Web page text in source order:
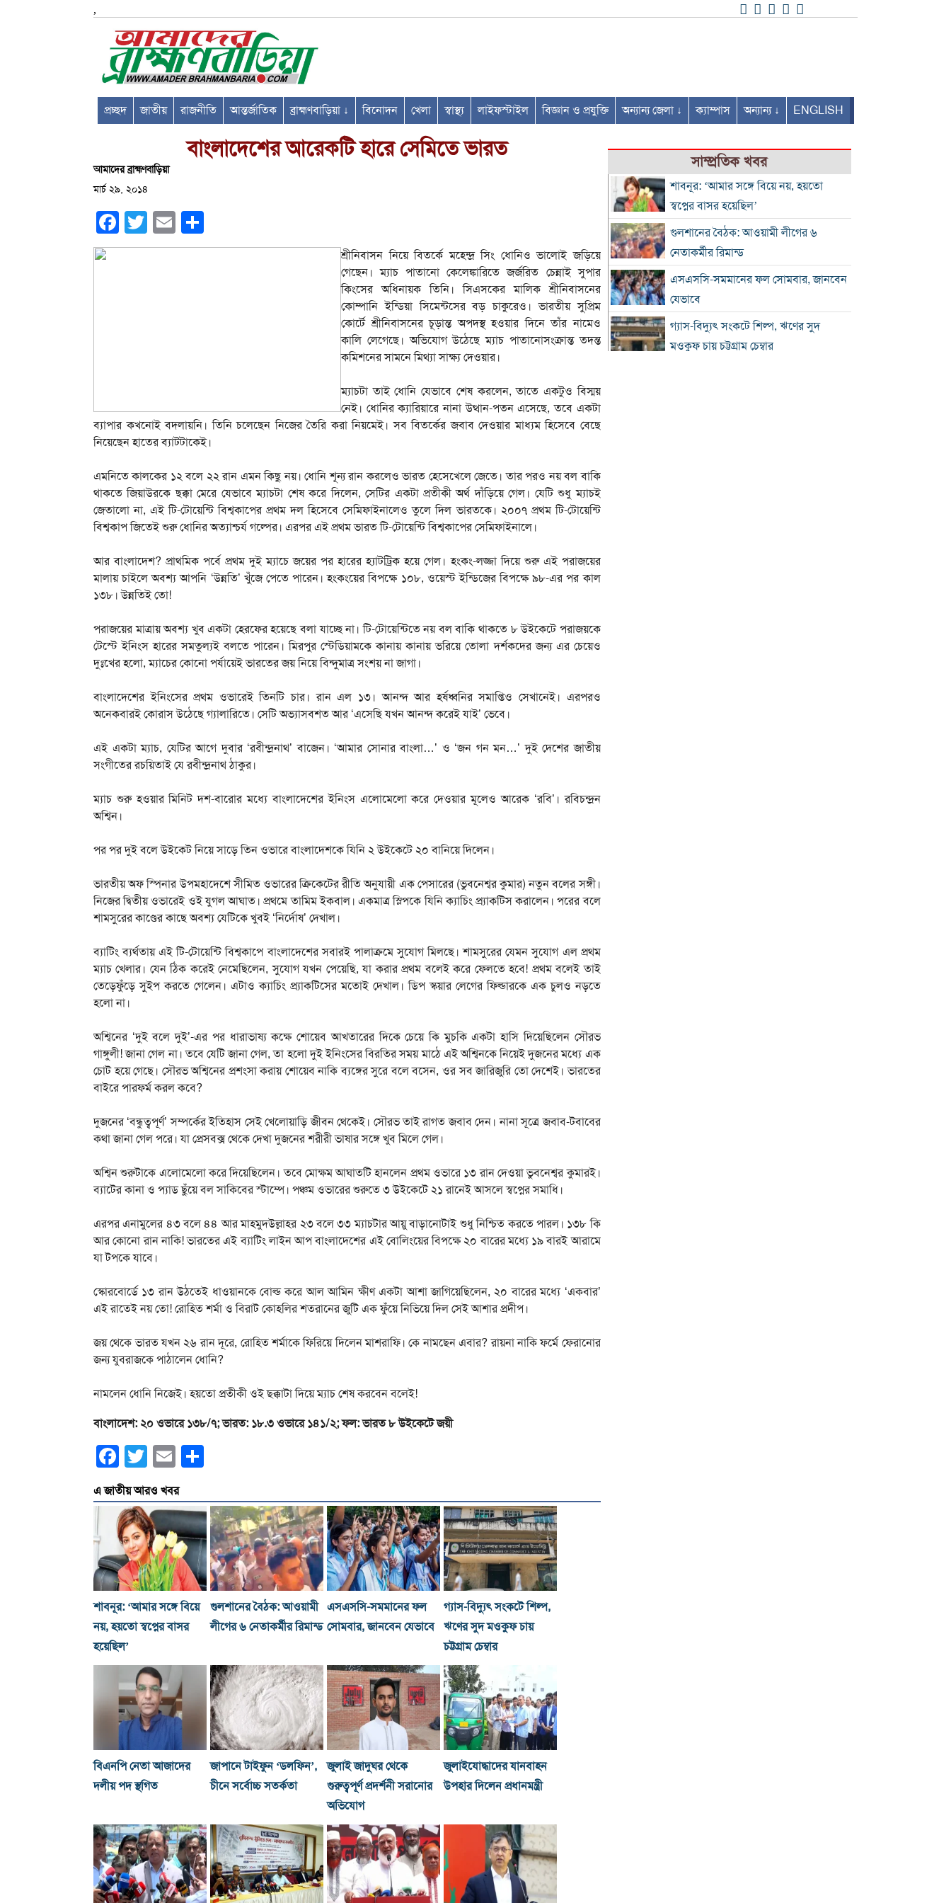
,
প্রচ্ছদ জাতীয় রাজনীতি আন্তর্জাতিক ব্রাহ্মণবাড়িয়া ↓ বিনোদন খেলা স্বাস্থ্য লাইফস্টাইল বিজ্ঞান ও প্রযুক্তি অন্যান্য জেলা ↓ ক্যাম্পাস অন্যান্য ↓ ENGLISH
বাংলাদেশের আরেকটি হারে সেমিতে ভারত
আমাদের ব্রাহ্মণবাড়িয়া
মার্চ ২৯, ২০১৪
Facebook
Twitter Email
শ্রীনিবাসন নিয়ে বিতর্কে মহেন্দ্র সিং ধোনিও ভালোই জড়িয়ে
গেছেন। ম্যাচ পাতানো কেলেঙ্কারিতে জর্জরিত চেন্নাই সুপার
কিংসের অধিনায়ক তিনি। সিএসকের মালিক শ্রীনিবাসনের
কোম্পানি ইন্ডিয়া সিমেন্টসের বড় চাকুরেও। ভারতীয় সুপ্রিম
কোর্টে শ্রীনিবাসনের চূড়ান্ত অপদস্থ হওয়ার দিনে তাঁর নামেও
কালি লেগেছে। অভিযোগ উঠেছে ম্যাচ পাতানোসংক্রান্ত তদন্ত
কমিশনের সামনে মিথ্যা সাক্ষ্য দেওয়ার।
ম্যাচটা তাই ধোনি যেভাবে শেষ করলেন, তাতে একটুও বিস্ময়
নেই। ধোনির ক্যারিয়ারে নানা উত্থান-পতন এসেছে, তবে একটা
ব্যাপার কখনোই বদলায়নি। তিনি চলেছেন নিজের তৈরি করা নিয়মেই। সব বিতর্কের জবাব দেওয়ার মাধ্যম হিসেবে বেছে
নিয়েছেন হাতের ব্যাটটাকেই।
এমনিতে কালকের ১২ বলে ২২ রান এমন কিছু নয়। ধোনি শূন্য রান করলেও ভারত হেসেখেলে জেতে। তার পরও নয় বল বাকি
থাকতে জিয়াউরকে ছক্কা মেরে যেভাবে ম্যাচটা শেষ করে দিলেন, সেটির একটা প্রতীকী অর্থ দাঁড়িয়ে গেল। যেটি শুধু ম্যাচই
জেতালো না, এই টি-টোয়েন্টি বিশ্বকাপের প্রথম দল হিসেবে সেমিফাইনালেও তুলে দিল ভারতকে। ২০০৭ প্রথম টি-টোয়েন্টি
বিশ্বকাপ জিতেই শুরু ধোনির অত্যাশ্চর্য গল্পের। এরপর এই প্রথম ভারত টি-টোয়েন্টি বিশ্বকাপের সেমিফাইনালে।
আর বাংলাদেশ? প্রাথমিক পর্বে প্রথম দুই ম্যাচে জয়ের পর হারের হ্যাটট্রিক হয়ে গেল। হংকং-লজ্জা দিয়ে শুরু এই পরাজয়ের
মালায় চাইলে অবশ্য আপনি ‘উন্নতি’ খুঁজে পেতে পারেন। হংকংয়ের বিপক্ষে ১০৮, ওয়েস্ট ইন্ডিজের বিপক্ষে ৯৮-এর পর কাল
১৩৮। উন্নতিই তো!
পরাজয়ের মাত্রায় অবশ্য খুব একটা হেরফের হয়েছে বলা যাচ্ছে না। টি-টোয়েন্টিতে নয় বল বাকি থাকতে ৮ উইকেটে পরাজয়কে
টেস্টে ইনিংস হারের সমতুল্যই বলতে পারেন। মিরপুর স্টেডিয়ামকে কানায় কানায় ভরিয়ে তোলা দর্শকদের জন্য এর চেয়েও
দুঃখের হলো, ম্যাচের কোনো পর্যায়েই ভারতের জয় নিয়ে বিন্দুমাত্র সংশয় না জাগা।
বাংলাদেশের ইনিংসের প্রথম ওভারেই তিনটি চার। রান এল ১৩। আনন্দ আর হর্ষধ্বনির সমাপ্তিও সেখানেই। এরপরও
অনেকবারই কোরাস উঠেছে গ্যালারিতে। সেটি অভ্যাসবশত আর ‘এসেছি যখন আনন্দ করেই যাই’ ভেবে।
এই একটা ম্যাচ, যেটির আগে দুবার ‘রবীন্দ্রনাথ’ বাজেন। ‘আমার সোনার বাংলা…’ ও ‘জন গন মন…’ দুই দেশের জাতীয়
সংগীতের রচয়িতাই যে রবীন্দ্রনাথ ঠাকুর।
ম্যাচ শুরু হওয়ার মিনিট দশ-বারোর মধ্যে বাংলাদেশের ইনিংস এলোমেলো করে দেওয়ার মূলেও আরেক ‘রবি’। রবিচন্দ্রন
অশ্বিন।
পর পর দুই বলে উইকেট নিয়ে সাড়ে তিন ওভারে বাংলাদেশকে যিনি ২ উইকেটে ২০ বানিয়ে দিলেন।
ভারতীয় অফ স্পিনার উপমহাদেশে সীমিত ওভারের ক্রিকেটের রীতি অনুযায়ী এক পেসারের (ভুবনেশ্বর কুমার) নতুন বলের সঙ্গী।
নিজের দ্বিতীয় ওভারেই ওই যুগল আঘাত। প্রথমে তামিম ইকবাল। একমাত্র স্লিপকে যিনি ক্যাচিং প্র্যাকটিস করালেন। পরের বলে
শামসুরের কাণ্ডের কাছে অবশ্য যেটিকে খুবই ‘নির্দোষ’ দেখাল।
ব্যাটিং ব্যর্থতায় এই টি-টোয়েন্টি বিশ্বকাপে বাংলাদেশের সবারই পালাক্রমে সুযোগ মিলছে। শামসুরের যেমন সুযোগ এল প্রথম
ম্যাচ খেলার। যেন ঠিক করেই নেমেছিলেন, সুযোগ যখন পেয়েছি, যা করার প্রথম বলেই করে ফেলতে হবে! প্রথম বলেই তাই
তেড়েফুঁড়ে সুইপ করতে গেলেন। এটাও ক্যাচিং প্র্যাকটিসের মতোই দেখাল। ডিপ স্কয়ার লেগের ফিল্ডারকে এক চুলও নড়তে
হলো না।
অশ্বিনের ‘দুই বলে দুই’-এর পর ধারাভাষ্য কক্ষে শোয়েব আখতারের দিকে চেয়ে কি মুচকি একটা হাসি দিয়েছিলেন সৌরভ
গাঙ্গুলী! জানা গেল না। তবে যেটি জানা গেল, তা হলো দুই ইনিংসের বিরতির সময় মাঠে এই অশ্বিনকে নিয়েই দুজনের মধ্যে এক
চোট হয়ে গেছে। সৌরভ অশ্বিনের প্রশংসা করায় শোয়েব নাকি ব্যঙ্গের সুরে বলে বসেন, ওর সব জারিজুরি তো দেশেই। ভারতের
বাইরে পারফর্ম করল কবে?
দুজনের ‘বন্ধুত্বপূর্ণ’ সম্পর্কের ইতিহাস সেই খেলোয়াড়ি জীবন থেকেই। সৌরভ তাই রাগত জবাব দেন। নানা সূত্রে জবাব-টবাবের
কথা জানা গেল পরে। যা প্রেসবক্স থেকে দেখা দুজনের শরীরী ভাষার সঙ্গে খুব মিলে গেল।
অশ্বিন শুরুটাকে এলোমেলো করে দিয়েছিলেন। তবে মোক্ষম আঘাতটি হানলেন প্রথম ওভারে ১৩ রান দেওয়া ভুবনেশ্বর কুমারই।
ব্যাটের কানা ও প্যাড ছুঁয়ে বল সাকিবের স্টাম্পে। পঞ্চম ওভারের শুরুতে ৩ উইকেটে ২১ রানেই আসলে স্বপ্নের সমাধি।
এরপর এনামুলের ৪৩ বলে ৪৪ আর মাহমুদউল্লাহর ২৩ বলে ৩৩ ম্যাচটার আয়ু বাড়ানোটাই শুধু নিশ্চিত করতে পারল। ১৩৮ কি
আর কোনো রান নাকি! ভারতের এই ব্যাটিং লাইন আপ বাংলাদেশের এই বোলিংয়ের বিপক্ষে ২০ বারের মধ্যে ১৯ বারই আরামে
যা টপকে যাবে।
স্কোরবোর্ডে ১৩ রান উঠতেই ধাওয়ানকে বোল্ড করে আল আমিন ক্ষীণ একটা আশা জাগিয়েছিলেন, ২০ বারের মধ্যে ‘একবার’
এই রাতেই নয় তো! রোহিত শর্মা ও বিরাট কোহলির শতরানের জুটি এক ফুঁয়ে নিভিয়ে দিল সেই আশার প্রদীপ।
জয় থেকে ভারত যখন ২৬ রান দূরে, রোহিত শর্মাকে ফিরিয়ে দিলেন মাশরাফি। কে নামছেন এবার? রায়না নাকি ফর্মে ফেরানোর
জন্য যুবরাজকে পাঠালেন ধোনি?
নামলেন ধোনি নিজেই। হয়তো প্রতীকী ওই ছক্কাটা দিয়ে ম্যাচ শেষ করবেন বলেই!
বাংলাদেশ: ২০ ওভারে ১৩৮/৭; ভারত: ১৮.৩ ওভারে ১৪১/২; ফল: ভারত ৮ উইকেটে জয়ী
Facebook
Twitter Email
এ জাতীয় আরও খবর
শাবনূর: ‘আমার সঙ্গে বিয়ে
নয়, হয়তো স্বপ্নের বাসর
হয়েছিল’
গুলশানের বৈঠক: আওয়ামী
লীগের ৬ নেতাকর্মীর রিমান্ড
এসএসসি-সমমানের ফল
সোমবার, জানবেন যেভাবে
গ্যাস-বিদ্যুৎ সংকটে শিল্প,
ঋণের সুদ মওকুফ চায়
চট্টগ্রাম চেম্বার
বিএনপি নেতা আজাদের
দলীয় পদ স্থগিত
জাপানে টাইফুন ‘ডলফিন’,
চীনে সর্বোচ্চ সতর্কতা
জুলাই জাদুঘর থেকে
গুরুত্বপূর্ণ প্রদর্শনী সরানোর
অভিযোগ
জুলাইযোদ্ধাদের যানবাহন
উপহার দিলেন প্রধানমন্ত্রী
সাম্প্রতিক খবর
শাবনূর: ‘আমার সঙ্গে বিয়ে নয়, হয়তো
স্বপ্নের বাসর হয়েছিল’
গুলশানের বৈঠক: আওয়ামী লীগের ৬
নেতাকর্মীর রিমান্ড
এসএসসি-সমমানের ফল সোমবার, জানবেন
যেভাবে
গ্যাস-বিদ্যুৎ সংকটে শিল্প, ঋণের সুদ
মওকুফ চায় চট্টগ্রাম চেম্বার